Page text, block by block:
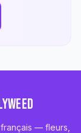
— fleurs,